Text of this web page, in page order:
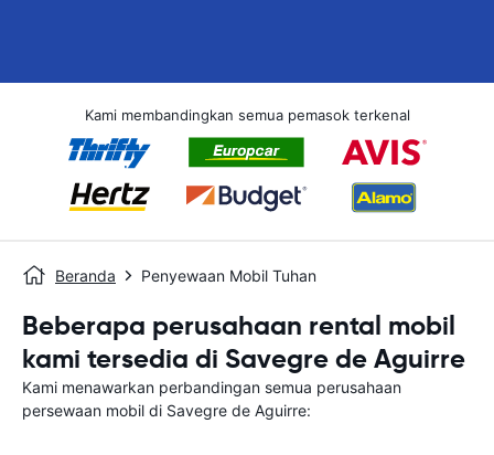
Kami membandingkan semua pemasok terkenal
Beranda Penyewaan Mobil Tuhan
Beberapa perusahaan rental mobil
kami tersedia di Savegre de Aguirre
Kami menawarkan perbandingan semua perusahaan
persewaan mobil di Savegre de Aguirre: